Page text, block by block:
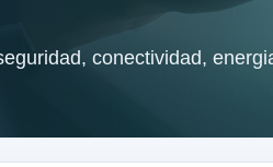
conectividad,